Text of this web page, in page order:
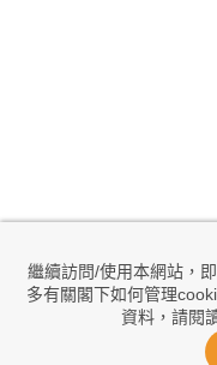
繼續訪問/使用本網站，
多有關閣下如何管理
資料，請閱